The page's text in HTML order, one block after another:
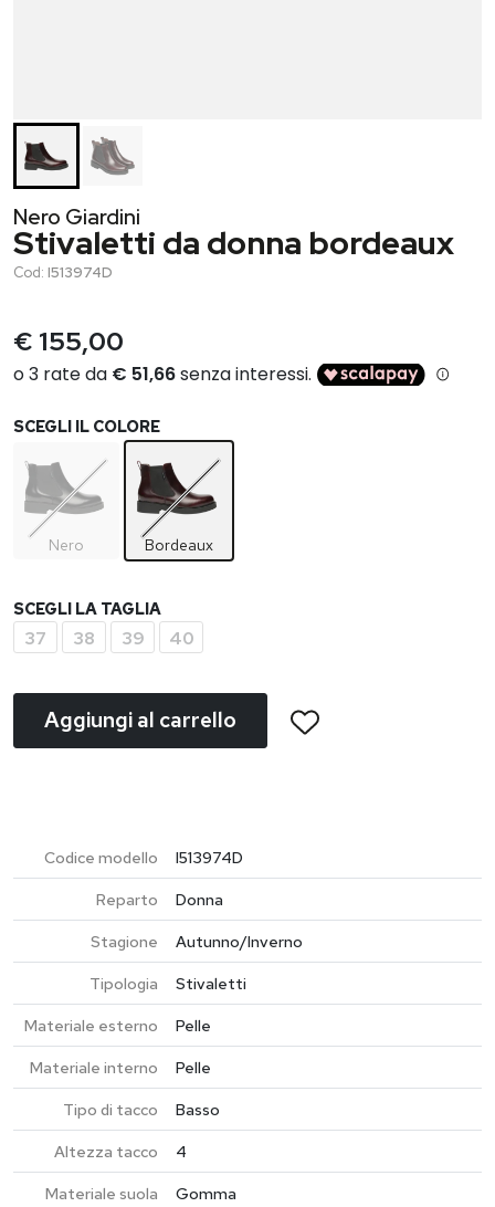
Nero Giardini
Stivaletti da donna bordeaux
Cod: I513974D
€ 155,00
SCEGLI IL COLORE
Nero Bordeaux
SCEGLI LA TAGLIA
37 38 39 40
Aggiungi al carrello
Codice modello
I513974D
Reparto
Donna
Stagione
Autunno/Inverno
Tipologia
Stivaletti
Materiale esterno
Pelle
Materiale interno
Pelle
Tipo di tacco
Basso
Altezza tacco
4
Materiale suola
Gomma